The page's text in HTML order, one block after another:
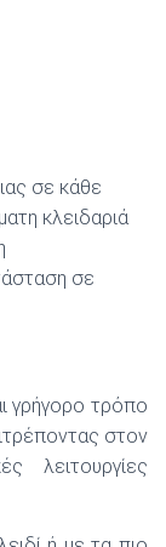
σε κάθε
κλειδαριά
σε
γρήγορο τρόπο
στον
λειτουργίες